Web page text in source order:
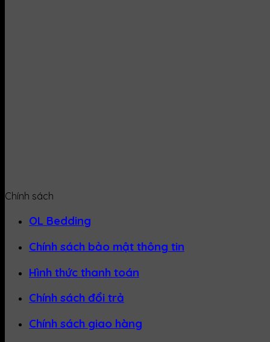
Chính sách
OL Bedding
Chính sách bảo mật thông tin
Hình thức thanh toán
Chính sách đổi trả
Chính sách giao hàng